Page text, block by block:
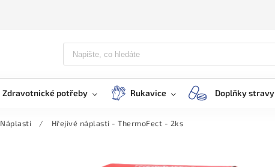
Zdravotnické potřeby Rukavice Doplňky stravy
Náplasti / Hřejivé náplasti - ThermoFect - 2ks